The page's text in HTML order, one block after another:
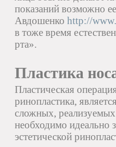
показаний возможно
Авдошенко http://
в тоже время
рта».
Пластика
Пластическая
ринопластика,
сложных,
необходимо идеально
эстетической